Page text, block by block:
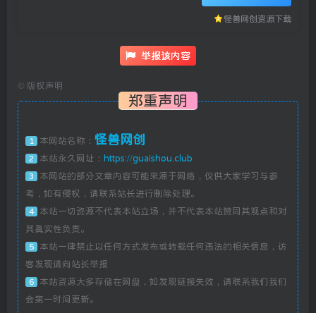
怪兽网创资源下载
举报该内容
© 版权声明
郑重声明
1 本网站名称： 怪兽网创
2 本站永久网址： https://guaishou.club
3
本网站的部分文章内容可能来源于网络，仅供大家学习与参
考，如有侵权，请联系站长进行删除处理。
4
本站一切资源不代表本站立场，并不代表本站赞同其观点和对
其真实性负责。
5
本站一律禁止以任何方式发布或转载任何违法的相关信息，访
客发现请向站长举报
6
本站资源大多存储在网盘，如发现链接失效，请联系我们我们
会第一时间更新。